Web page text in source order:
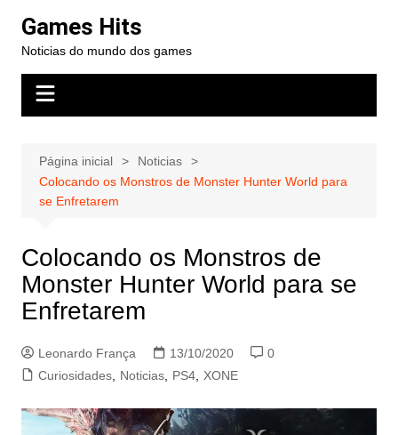
para
conteúdo
Games Hits
Noticias do mundo dos games
Página inicial
Noticias
Colocando os Monstros de Monster Hunter World para
se Enfretarem
Colocando os Monstros de
Monster Hunter World para se
Enfretarem
Leonardo França 13/10/2020
0
Curiosidades, Noticias, PS4, XONE